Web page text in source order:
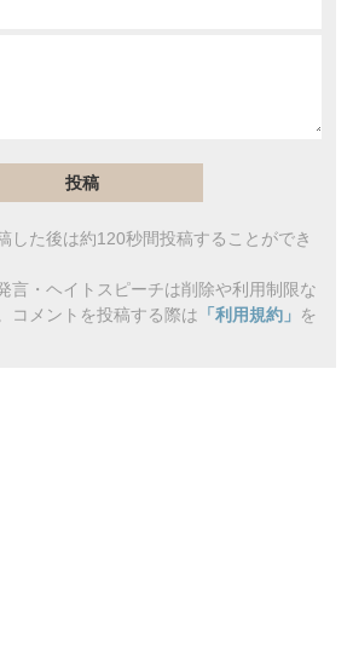
した後は約120秒間投稿することができ
言・ヘイトスピーチは削除や利用制限な
コメントを投稿する際は 「利用規約」 を